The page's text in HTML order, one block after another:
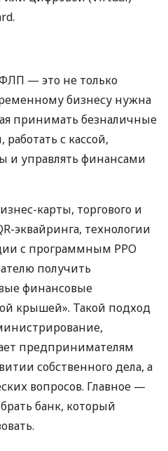
— это не только
бизнесу нужна
принимать безналичные
с кассой,
и управлять финансами
карты, торгового и
эквайринга, технологии
с программным РРО
получить
финансовые
крышей». Такой подход
предпринимателям
собственного дела, а
вопросов. Главное —
банк, который